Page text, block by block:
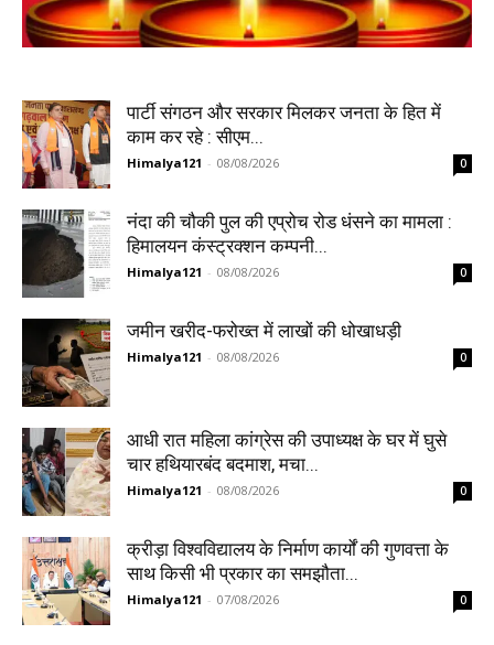
पार्टी संगठन और सरकार मिलकर जनता के हित में
काम कर रहे : सीएम...
Himalya121 - 08/08/2026 0
नंदा की चौकी पुल की एप्रोच रोड धंसने का मामला :
हिमालयन कंस्ट्रक्शन कम्पनी...
Himalya121 - 08/08/2026 0
जमीन खरीद-फरोख्त में लाखों की धोखाधड़ी
Himalya121 - 08/08/2026 0
आधी रात महिला कांग्रेस की उपाध्यक्ष के घर में घुसे
चार हथियारबंद बदमाश, मचा...
Himalya121 - 08/08/2026 0
क्रीड़ा विश्वविद्यालय के निर्माण कार्यों की गुणवत्ता के
साथ किसी भी प्रकार का समझौता...
Himalya121 - 07/08/2026 0